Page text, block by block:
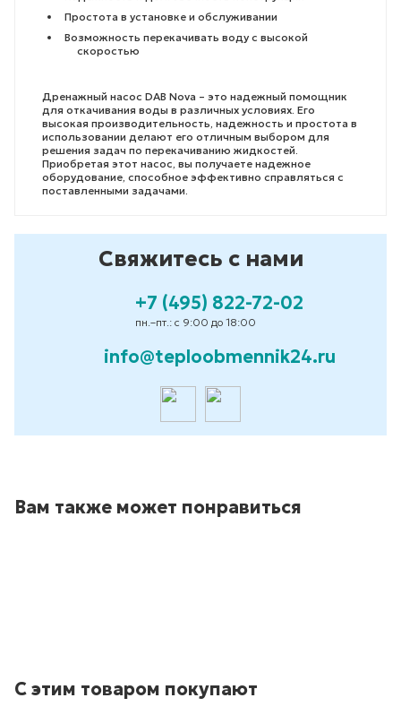
Простота в установке и обслуживании
Возможность перекачивать воду с высокой
скоростью
Дренажный насос DAB Nova – это надежный помощник
для откачивания воды в различных условиях. Его
высокая производительность, надежность и простота в
использовании делают его отличным выбором для
решения задач по перекачиванию жидкостей.
Приобретая этот насос, вы получаете надежное
оборудование, способное эффективно справляться с
поставленными задачами.
Свяжитесь с нами
+7 (495) 822-72-02
пн.–пт.: с 9:00 до 18:00
info@teploobmennik24.ru
Вам также может понравиться
С этим товаром покупают